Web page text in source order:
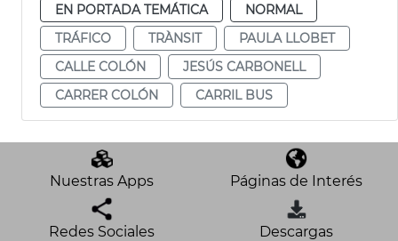
EN PORTADA TEMÁTICA
NORMAL
TRÁFICO
TRÀNSIT
PAULA LLOBET
CALLE COLÓN
JESÚS CARBONELL
CARRER COLÓN
CARRIL BUS
Nuestras Apps Páginas de Interés
Redes Sociales Descargas